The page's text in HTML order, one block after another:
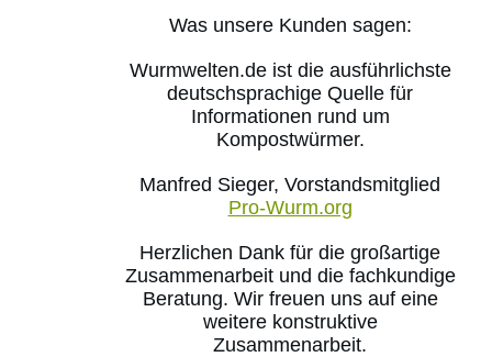
Was unsere Kunden sagen:
Wurmwelten.de ist die ausführlichste
deutschsprachige Quelle für
Informationen rund um
Kompostwürmer.
Manfred Sieger, Vorstandsmitglied
Pro-Wurm.org
Herzlichen Dank für die großartige
Zusammenarbeit und die fachkundige
Beratung. Wir freuen uns auf eine
weitere konstruktive
Zusammenarbeit.